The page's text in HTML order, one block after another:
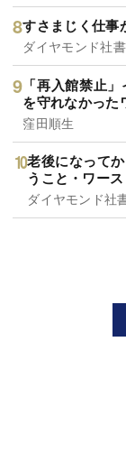
すさまじく仕事
ダイヤモンド社
「再入館禁止
を守れなかった
窪田順生
老後になって
うこと・ワース
ダイヤモンド社